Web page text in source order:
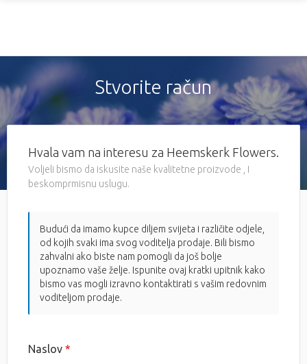
Stvorite račun
Hvala vam na interesu za Heemskerk Flowers.
Voljeli bismo da iskusite naše kvalitetne proizvode , I
beskomprmisnu uslugu.
Budući da imamo kupce diljem svijeta i različite odjele,
od kojih svaki ima svog voditelja prodaje. Bili bismo
zahvalni ako biste nam pomogli da još bolje
upoznamo vaše želje. Ispunite ovaj kratki upitnik kako
bismo vas mogli izravno kontaktirati s vašim redovnim
voditeljom prodaje.
Naslov